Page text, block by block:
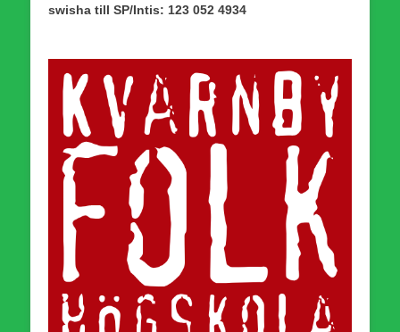
swisha till SP/Intis: 123 052 4934